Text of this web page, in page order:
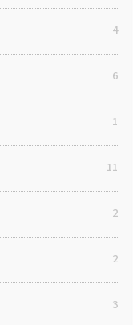
4
6
1
11
2
2
3